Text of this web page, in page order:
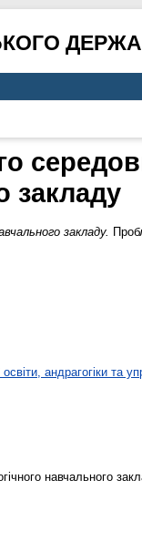
закладу
закладу.
андрагогіки та
навчального